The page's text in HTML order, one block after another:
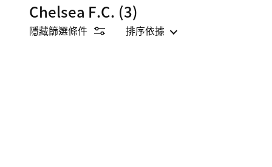
Chelsea F.C. (3)
隱藏篩選條件 排序依據